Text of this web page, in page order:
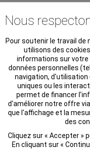
Nous
Pour soutenir le travail
utilisons des
informations sur
données personnelles
navigation,
uniques ou les
permet de financer
d'améliorer notre offre
que l'affichage et la
des
Cliquez sur « Accepter »
En cliquant sur «